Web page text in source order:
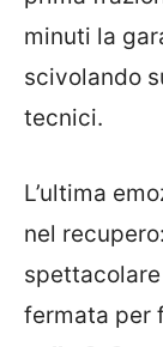
minuti la
scivolando
tecnici.
L’ultima
nel
spettacolare
fermata per